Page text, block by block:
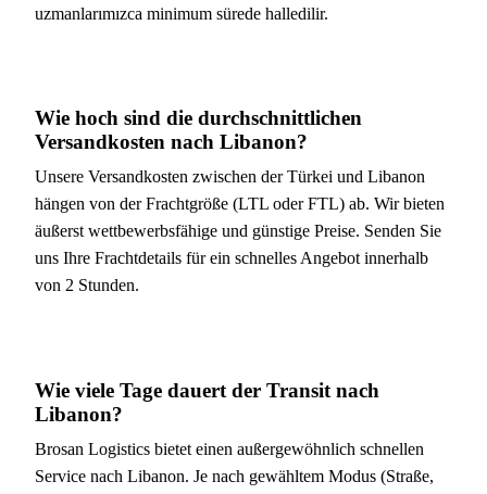
uzmanlarımızca minimum sürede halledilir.
Wie hoch sind die durchschnittlichen
Versandkosten nach Libanon?
Unsere Versandkosten zwischen der Türkei und Libanon
hängen von der Frachtgröße (LTL oder FTL) ab. Wir bieten
äußerst wettbewerbsfähige und günstige Preise. Senden Sie
uns Ihre Frachtdetails für ein schnelles Angebot innerhalb
von 2 Stunden.
Wie viele Tage dauert der Transit nach
Libanon?
Brosan Logistics bietet einen außergewöhnlich schnellen
Service nach Libanon. Je nach gewähltem Modus (Straße,